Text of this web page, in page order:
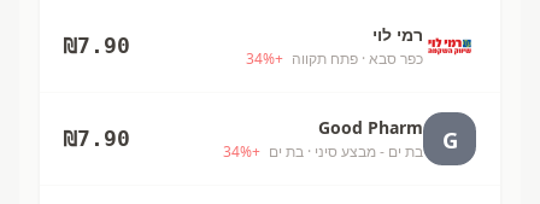
רמי לוי
כפר סבא · פתח תקווה +
34%
₪7.90
G
Good Pharm
בת ים - מבצע סיני · בת ים +
34%
₪7.90